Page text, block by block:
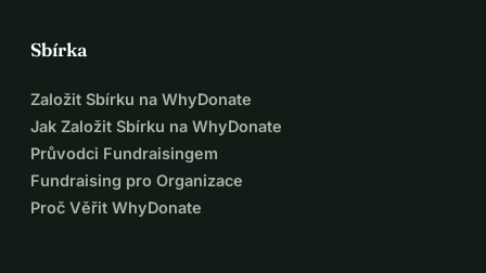
Sbírka
Založit Sbírku na WhyDonate
Jak Založit Sbírku na WhyDonate
Průvodci Fundraisingem
Fundraising pro Organizace
Proč Věřit WhyDonate